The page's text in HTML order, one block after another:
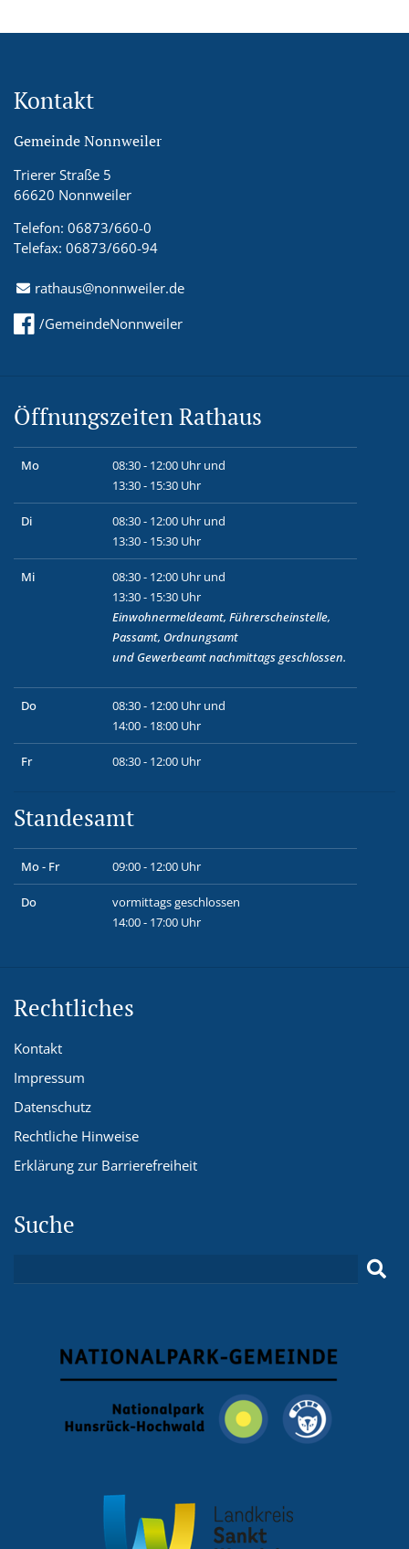
Kontakt
Gemeinde Nonnweiler
Trierer Straße 5
66620 Nonnweiler
Telefon: 06873/660-0
Telefax: 06873/660-94
rathaus@nonnweiler.de
/GemeindeNonnweiler
Öffnungszeiten Rathaus
Mo
08:30 - 12:00 Uhr und
13:30 - 15:30 Uhr
Di
08:30 - 12:00 Uhr und
13:30 - 15:30 Uhr
Mi
08:30 - 12:00 Uhr und
13:30 - 15:30 Uhr
Einwohnermeldeamt, Führerscheinstelle,
Passamt, Ordnungsamt
und Gewerbeamtnachmittags geschlossen.
Do
08:30 - 12:00 Uhr und
14:00 - 18:00 Uhr
Fr 08:30 - 12:00 Uhr
Standesamt
Mo - Fr 09:00 - 12:00 Uhr
Do
vormittags geschlossen
14:00 - 17:00 Uhr
Rechtliches
Kontakt
Impressum
Datenschutz
Rechtliche Hinweise
Erklärung zur Barrierefreiheit
Suche